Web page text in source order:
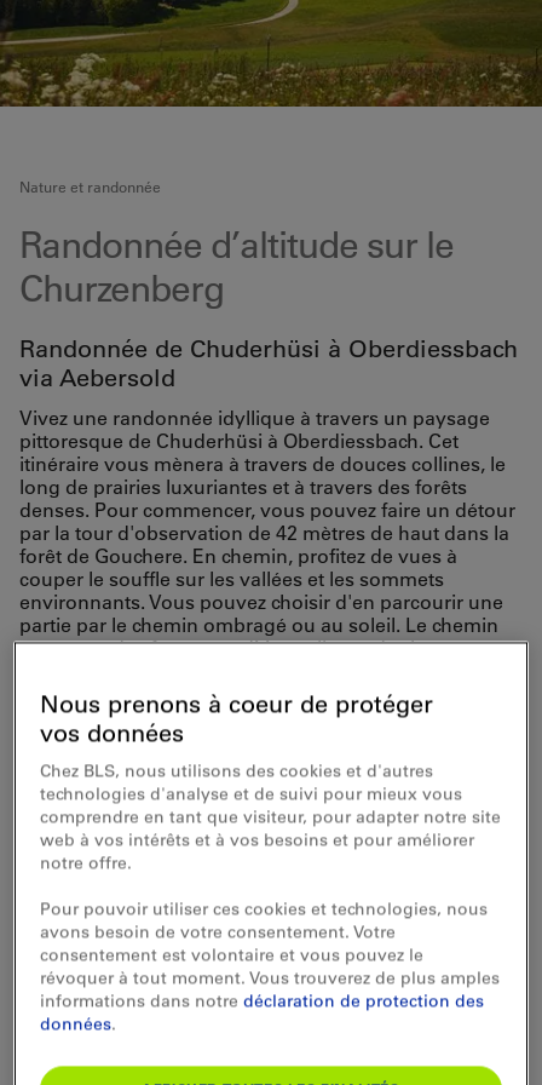
Nature et randonnée
Randonnée d’altitude sur le
Churzenberg
Randonnée de Chuderhüsi à Oberdiessbach
via Aebersold
Vivez une randonnée idyllique à travers un paysage
pittoresque de Chuderhüsi à Oberdiessbach. Cet
itinéraire vous mènera à travers de douces collines, le
long de prairies luxuriantes et à travers des forêts
denses. Pour commencer, vous pouvez faire un détour
par la tour d'observation de 42 mètres de haut dans la
forêt de Gouchere. En chemin, profitez de vues à
couper le souffle sur les vallées et les sommets
environnants. Vous pouvez choisir d'en parcourir une
partie par le chemin ombragé ou au soleil. Le chemin
passe par des fermes traditionnelles et de charmants
Voyagez confortablement
avec le BLS
jusqu'à«Signau»et
continuez avec le bus
jusqu'à«Chuderhüsi,
Röthenbach»
Nous prenons à coeur de protéger
vos données
Chez BLS, nous utilisons des cookies et d'autres
technologies d'analyse et de suivi pour mieux vous
comprendre en tant que visiteur, pour adapter notre site
web à vos intérêts et à vos besoins et pour améliorer
notre offre.
Pour pouvoir utiliser ces cookies et technologies, nous
avons besoin de votre consentement. Votre
consentement est volontaire et vous pouvez le
révoquer à tout moment. Vous trouverez de plus amples
informations dans notredéclaration de protection des
données.